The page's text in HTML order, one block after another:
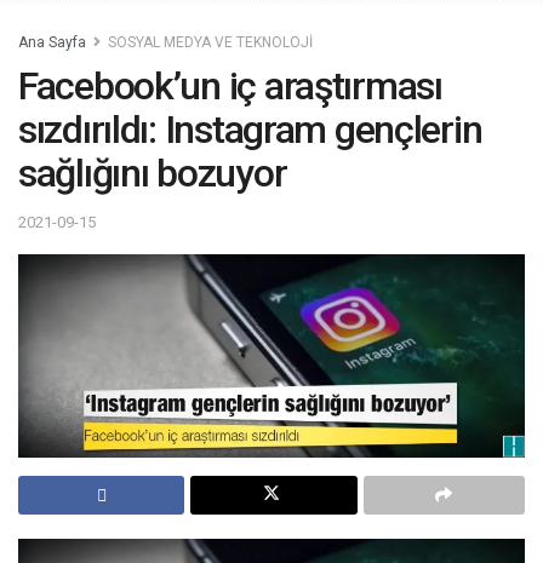
Ana Sayfa SOSYAL MEDYA VE TEKNOLOJİ
Facebook’un iç araştırması
sızdırıldı: Instagram gençlerin
sağlığını bozuyor
2021-09-15